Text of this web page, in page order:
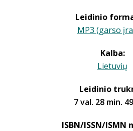
Leidinio
MP3 (garso
Kalba:
Lietuvių
Leidinio
7 val. 28 min.
ISBN/ISSN/ISMN